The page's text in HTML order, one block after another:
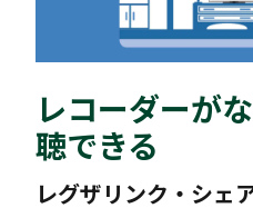
レコーダーが
聴できる
レグザリンク・シェ